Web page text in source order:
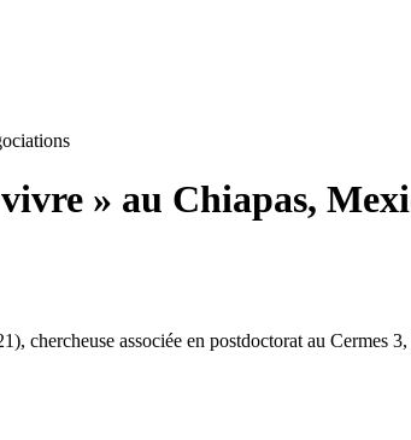
» au Chiapas,
chercheuse associée en postdoctorat au Cermes